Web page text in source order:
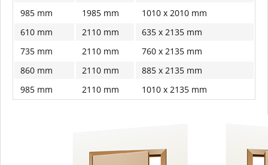
985 mm
1985 mm
1010 x 2010 mm
610 mm
2110 mm
635 x 2135 mm
735 mm
2110 mm
760 x 2135 mm
860 mm
2110 mm
885 x 2135 mm
985 mm
2110 mm 1010 x 2135 mm